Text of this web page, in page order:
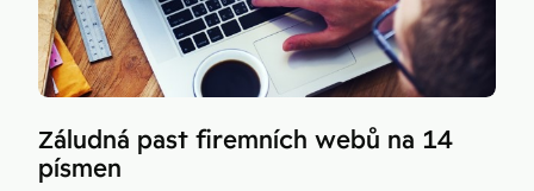
Záludná past firemních webů na 14
písmen